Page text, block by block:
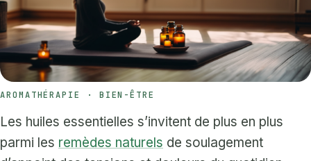
AROMATHÉRAPIE · BIEN-ÊTRE
Les huiles essentielles s’invitent de plus en plus
parmi les remèdes naturels de soulagement